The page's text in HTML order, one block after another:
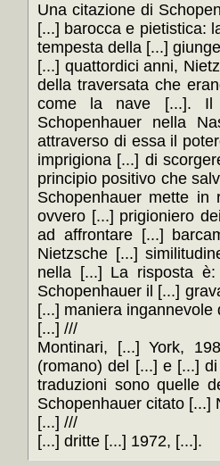
Una citazione di
[...] barocca e pietistica:
tempesta della [...]
[...] quattordici anni,
della traversata che
come la nave [...]. Il
Schopenhauer nella
attraverso di essa il
imprigiona [...] di
principio positivo che
Schopenhauer mette
ovvero [...] prigioniero
ad affrontare [...]
Nietzsche [...]
nella [...] La risposta
Schopenhauer il [...]
[...] maniera
[...] ///
Montinari, [...] York,
(romano) del [...] e [...]
traduzioni sono quelle
Schopenhauer citato [...]
[...] ///
[...] dritte [...] 1972, [...].